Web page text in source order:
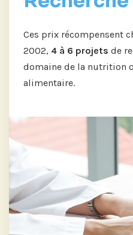
Ces prix récompensent
2002, 4 à 6 projets de
domaine de la nutrition
alimentaire.